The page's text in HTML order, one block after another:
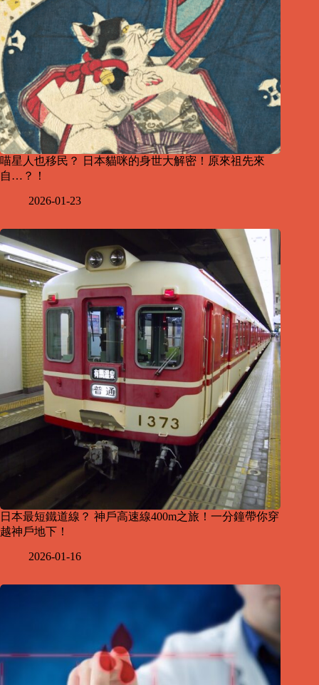
喵星人也移民？ 日本貓咪的身世大解密！原來祖先來
自…？！
2026-01-23
日本最短鐵道線？ 神戶高速線400m之旅！一分鐘帶你穿
越神戶地下！
2026-01-16